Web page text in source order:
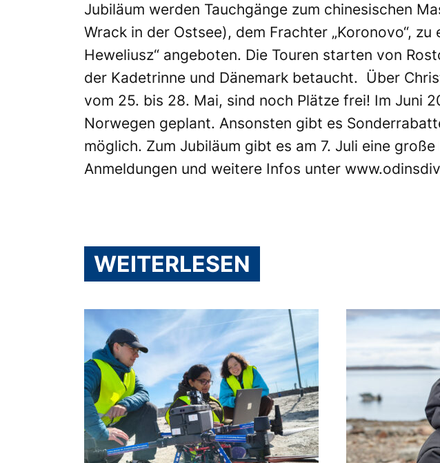
Jubiläum werden Tauchgänge zum chinesischen
Wrack in der Ostsee), dem Frachter „Koronovo“,
Heweliusz“ angeboten. Die Touren starten von
der Kadetrinne und Dänemark betaucht. Über
vom 25. bis 28. Mai, sind noch Plätze frei! Im Juni
Norwegen geplant. Ansonsten gibt es
möglich. Zum Jubiläum gibt es am 7. Juli eine
Anmeldungen und weitere Infos unter
WEITERLESEN